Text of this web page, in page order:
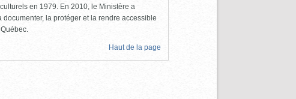
en 1979. En 2010, le Ministère a
la protéger et la rendre accessible
Haut de la page